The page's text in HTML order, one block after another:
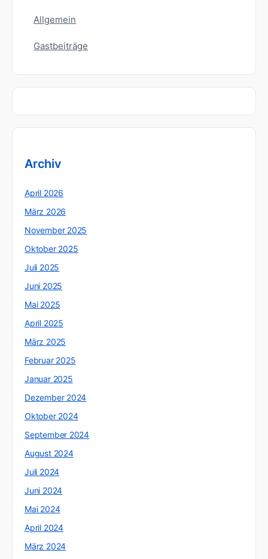
Allgemein
Gastbeiträge
Archiv
April 2026
März 2026
November 2025
Oktober 2025
Juli 2025
Juni 2025
Mai 2025
April 2025
März 2025
Februar 2025
Januar 2025
Dezember 2024
Oktober 2024
September 2024
August 2024
Juli 2024
Juni 2024
Mai 2024
April 2024
März 2024